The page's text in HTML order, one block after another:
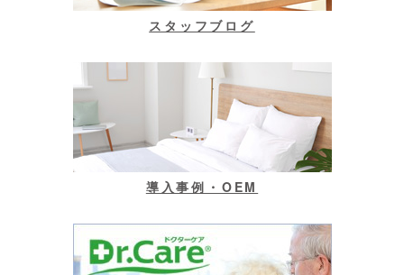
スタッフブログ
導入事例・OEM